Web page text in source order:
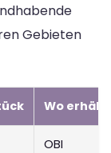
Gebieten
Wo
OBI